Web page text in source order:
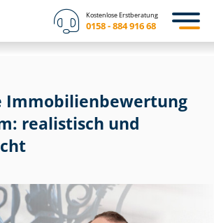
Kostenlose Erstberatung
0158 - 884 916 68
Im­mo­bi­li­en­be­wer­tung
realistisch und